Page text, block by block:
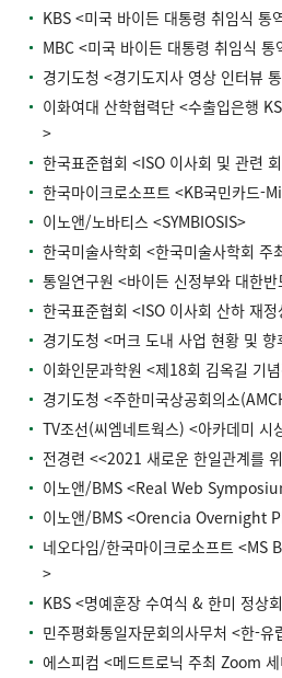
KBS <미국 바이든 대통령 취임식 통
MBC <미국 바이든 대통령 취임식 통
경기도청 <경기도지사 영상 인터뷰
이화여대 산학협력단 <수출입은행
>
한국표준협회 <ISO 이사회 및 관련
한국마이크로소프트 <KB국민카드-
이노앤/노바티스 <SYMBIOSIS>
한국미술사학회 <한국미술사학회 주
통일연구원 <바이든 신정부와 대한
한국표준협회 <ISO 이사회 산하 재
경기도청 <머크 도내 사업 현황 및
이화인문과학원 <제18회 김옥길 기
경기도청 <주한미국상공회의소
TV조선(씨엠네트웍스) <아카데미 시
전경련 <<2021 새로운 한일관계를
이노앤/BMS <Real Web
이노앤/BMS <Orencia Overnight
네오다임/한국마이크로소프트
>
KBS <명예훈장 수여식 & 한미 정상
민주평화통일자문회의사무처 <한-유
에스피컴 <메드트로닉 주최 Zoom